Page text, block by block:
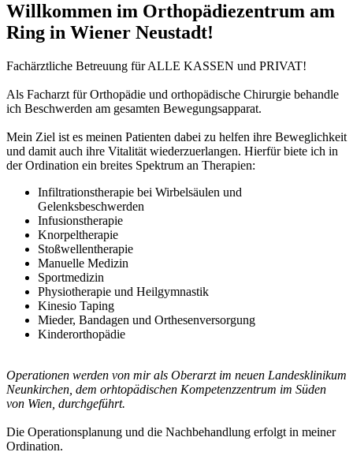
Willkommen im Orthopädiezentrum am
Ring in Wiener Neustadt!
Fachärztliche Betreuung für ALLE KASSEN und PRIVAT!
Als Facharzt für Orthopädie und orthopädische Chirurgie behandle
ich Beschwerden am gesamten Bewegungsapparat.
Mein Ziel ist es meinen Patienten dabei zu helfen ihre Beweglichkeit
und damit auch ihre Vitalität wiederzuerlangen. Hierfür biete ich in
der Ordination ein breites Spektrum an Therapien:
Infiltrationstherapie bei Wirbelsäulen und
Gelenksbeschwerden
Infusionstherapie
Knorpeltherapie
Stoßwellentherapie
Manuelle Medizin
Sportmedizin
Physiotherapie und Heilgymnastik
Kinesio Taping
Mieder, Bandagen und Orthesenversorgung
Kinderorthopädie
Operationen werden von mir als Oberarzt im neuen Landesklinikum
Neunkirchen, dem orhtopädischen Kompetenzzentrum im Süden
von Wien, durchgeführt.
Die Operationsplanung und die Nachbehandlung erfolgt in meiner
Ordination.